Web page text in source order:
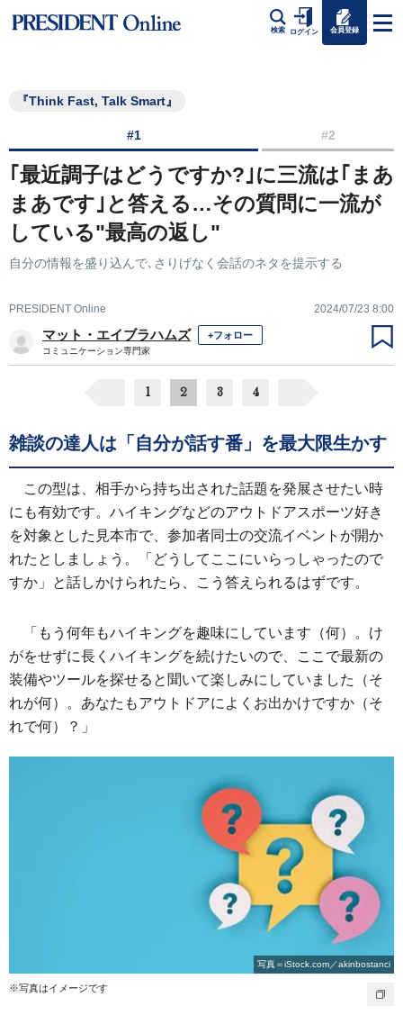
検索 ログイン 会員登録
『Think Fast, Talk Smart』
#1 #2
｢最近調子はどうですか?｣に三流は｢まあ
まあです｣と答える…その質問に一流が
している"最高の返し"
自分の情報を盛り込んで､さりげなく会話のネタを提示する
PRESIDENT Online 2024/07/23 8:00
マット・エイブラハムズ +フォロー
コミュニケーション専門家
1 2 3 4
雑談の達人は「自分が話す番」を最大限生かす
この型は、相手から持ち出された話題を発展させたい時
にも有効です。ハイキングなどのアウトドアスポーツ好き
を対象とした見本市で、参加者同士の交流イベントが開か
れたとしましょう。「どうしてここにいらっしゃったので
すか」と話しかけられたら、こう答えられるはずです。
「もう何年もハイキングを趣味にしています（何）。け
がをせずに長くハイキングを続けたいので、ここで最新の
装備やツールを探せると聞いて楽しみにしていました（そ
れが何）。あなたもアウトドアによくお出かけですか（そ
れで何）？」
写真＝iStock.com／akinbostanci
※写真はイメージです